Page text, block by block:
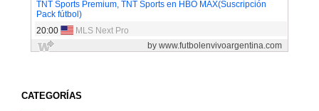
CATEGORÍAS